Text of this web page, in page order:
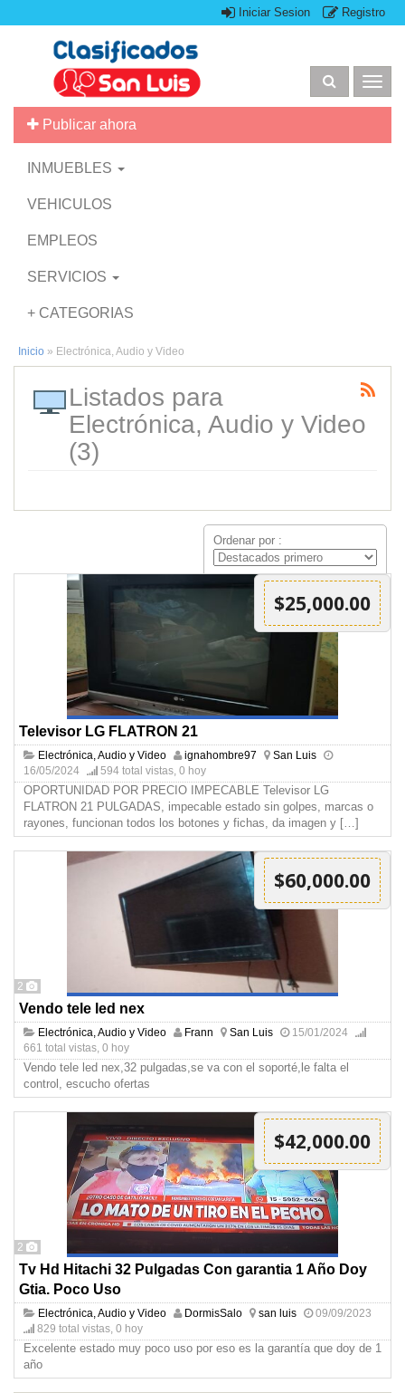
Iniciar Sesion Registro
Publicar ahora
INMUEBLES
VEHICULOS
EMPLEOS
SERVICIOS
+ CATEGORIAS
Inicio » Electrónica, Audio y Video
Listados para
Electrónica, Audio y Video
(3)
Ordenar por :
$25,000.00
Televisor LG FLATRON 21
Electrónica, Audio y Video ignahombre97
San Luis
16/05/2024
594 total vistas, 0 hoy
OPORTUNIDAD POR PRECIO IMPECABLE Televisor LG
FLATRON 21 PULGADAS, impecable estado sin golpes, marcas o
rayones, funcionan todos los botones y fichas, da imagen y […]
2
$60,000.00
Vendo tele led nex
Electrónica, Audio y Video Frann San Luis
15/01/2024
661 total vistas, 0 hoy
Vendo tele led nex,32 pulgadas,se va con el soporté,le falta el
control, escucho ofertas
2
$42,000.00
Tv Hd Hitachi 32 Pulgadas Con garantia 1 Año Doy
Gtia. Poco Uso
Electrónica, Audio y Video DormisSalo san luis
09/09/2023
829 total vistas, 0 hoy
Excelente estado muy poco uso por eso es la garantía que doy de 1
año